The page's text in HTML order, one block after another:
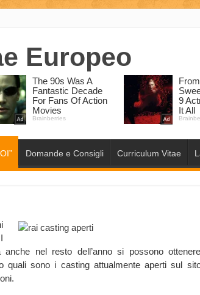
Domande e Consigli Curriculum Vitae
nel resto dell’anno si possono ottenere
quali sono i casting attualmente aperti sul